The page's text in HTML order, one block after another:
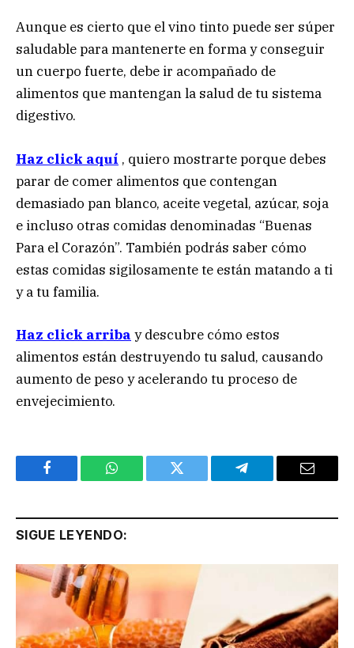
Aunque es cierto que el vino tinto puede ser súper
saludable para mantenerte en forma y conseguir
un cuerpo fuerte, debe ir acompañado de
alimentos que mantengan la salud de tu sistema
digestivo.
Haz click aquí , quiero mostrarte porque debes
parar de comer alimentos que contengan
demasiado pan blanco, aceite vegetal, azúcar, soja
e incluso otras comidas denominadas “Buenas
Para el Corazón”. También podrás saber cómo
estas comidas sigilosamente te están matando a ti
y a tu familia.
Haz click arriba y descubre cómo estos
alimentos están destruyendo tu salud, causando
aumento de peso y acelerando tu proceso de
envejecimiento.
Facebook WhatsApp Twitter Telegram Email
SIGUE LEYENDO: